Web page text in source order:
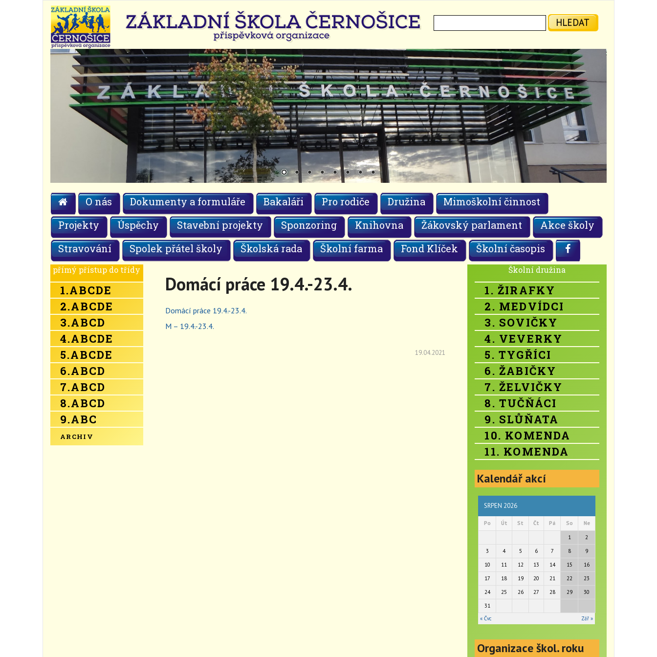
HLEDAT
O nás Dokumenty a formuláře Bakaláři Pro rodiče Družina
Mimoškolní činnost
Projekty
Úspěchy Stavební projekty Sponzoring Knihovna Žákovský parlament
Akce školy
Stravování
Spolek přátel školy Školská rada Školní farma Fond Klíček Školní časopis
přímý přístup do třídy
1.ABCDE
2.ABCDE
3.ABCD
4.ABCDE
5.ABCDE
6.ABCD
7.ABCD
8.ABCD
9.ABC
ARCHIV
Domácí práce 19.4.-23.4.
Domácí práce 19.4.-23.4.
M – 19.4.-23.4.
19.04.2021
Školní družina
1. ŽIRAFKY
2. MEDVÍDCI
3. SOVIČKY
4. VEVERKY
5. TYGŘÍCI
6. ŽABIČKY
7. ŽELVIČKY
8. TUČŇÁCI
9. SLŮŇATA
10. KOMENDA
11. KOMENDA
Kalendář akcí
SRPEN 2026
Po Út St Čt Pá So Ne
1
2
3
4 5 6 7 8
9
10
11 12 13 14 15
16
17
18 19 20 21 22
23
24
25 26 27 28 29
30
31
« Čvc
Zář »
Organizace škol. roku